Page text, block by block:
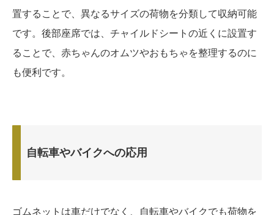
置することで、異なるサイズの荷物を分類して収納可能
です。後部座席では、チャイルドシートの近くに設置す
ることで、赤ちゃんのオムツやおもちゃを整理するのに
も便利です。
自転車やバイクへの応用
ゴムネットは車だけでなく、自転車やバイクでも荷物を